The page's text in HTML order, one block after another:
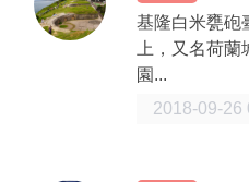
基隆白米甕砲
上，又名荷
園...
2018-09-26